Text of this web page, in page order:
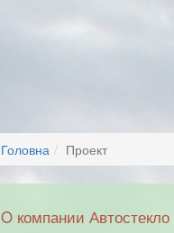
Головна Проект
O компании